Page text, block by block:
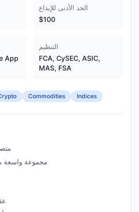
الحد الأدنى للإيداع
$100
App
التنظيم
FCA, CySEC, ASIC,
MAS, FSA
Commodities Indices
مجموعة واسعة